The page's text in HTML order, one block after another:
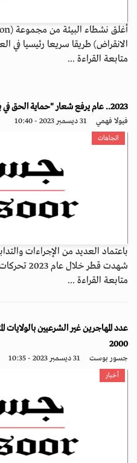
الانقراض) طريقا سريعا رئيسيا
متابعة القراءة ...
2023.. عام يرفع شعار "حماية الحق في بيئة آمنة ومستدامة" في قطر
فيولا فهمي 31 ديسمبر 2023 - 10:40
اتجاهات
باعتماد العديد من الإجراءات
شهدت قطر خلال عام 2023 تحركات حثيثة لنشر التوعية بشأن...
متابعة القراءة ...
عدد المهاجرين غير الشرعيين
2000
جسور بوست 31 ديسمبر 2023 - 10:35
أخبار